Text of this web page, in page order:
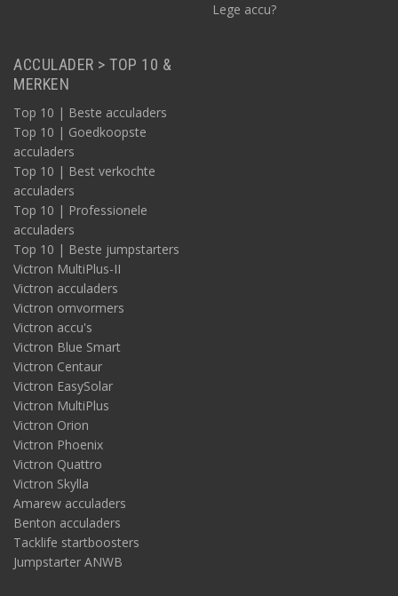
Lege accu?
ACCULADER > TOP 10 &
MERKEN
Top 10 | Beste acculaders
Top 10 | Goedkoopste
acculaders
Top 10 | Best verkochte
acculaders
Top 10 | Professionele
acculaders
Top 10 | Beste jumpstarters
Victron MultiPlus-II
Victron acculaders
Victron omvormers
Victron accu's
Victron Blue Smart
Victron Centaur
Victron EasySolar
Victron MultiPlus
Victron Orion
Victron Phoenix
Victron Quattro
Victron Skylla
Amarew acculaders
Benton acculaders
Tacklife startboosters
Jumpstarter ANWB